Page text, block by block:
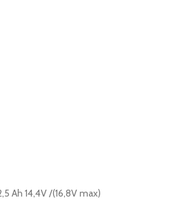
Ah 14,4V /(16,8V max)